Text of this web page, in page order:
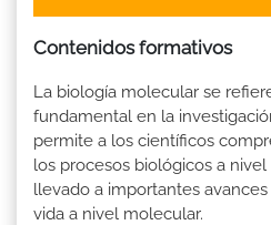
Contenidos formativos
La biología molecular se
fundamental en la
permite a los científicos
los procesos biológicos a
llevado a importantes
vida a nivel molecular.